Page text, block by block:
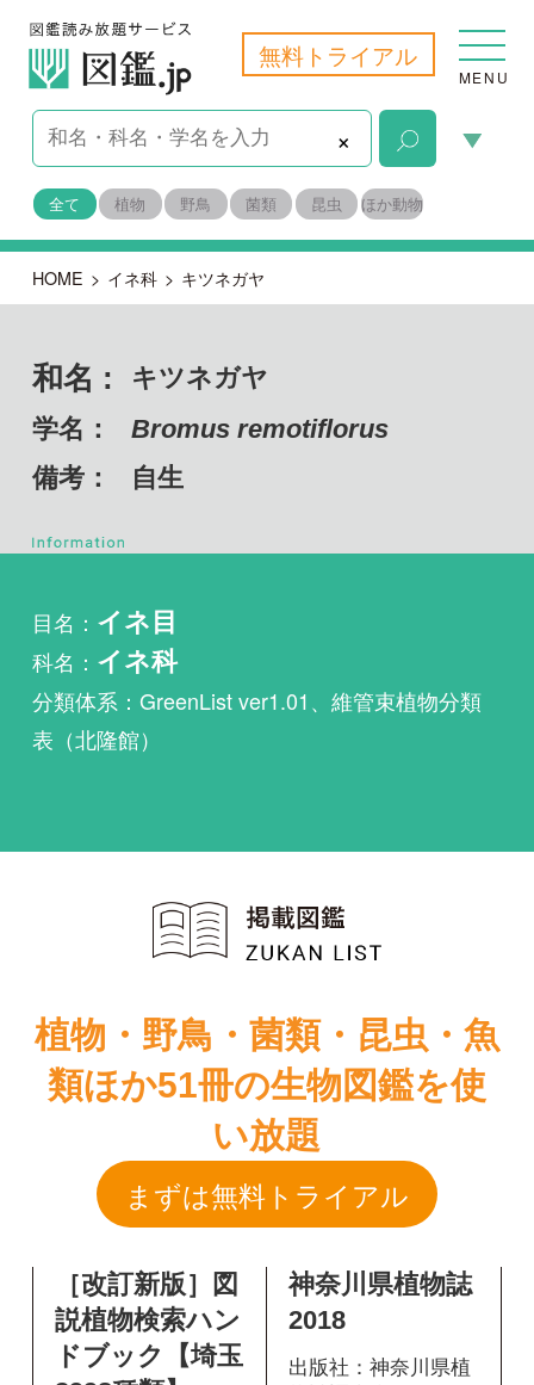
無料トライアル
MENU
×
全て 植物 野鳥 菌類 昆虫 ほか動物
学名： Bromus remotiflorus
備考：
科名：イネ科
表（北隆館）
類ほか51冊の生物図鑑を使
い放題
［改訂新版］図
説植物検索ハン
2998種類】
出版社：さきたま出
神奈川県植物誌
2018
出版社：神奈川県植
物誌調査会
出版年：2018
掲載ページ：596ペ